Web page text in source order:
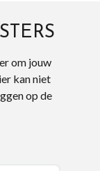
om jouw
kan niet
op de